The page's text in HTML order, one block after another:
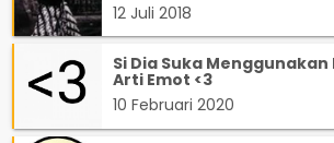
12 Juli 2018
Si Dia Suka Menggunakan
Arti Emot <3
10 Februari 2020